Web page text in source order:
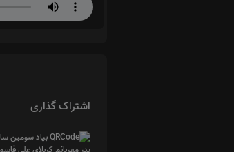
اشتراک گذاری